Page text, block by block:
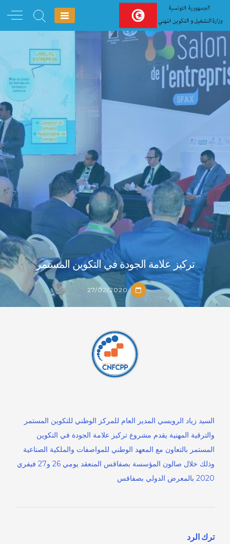
content
تركيز علامة الجودة في التكوين المستمر
27/02/2020
27/02/2020
السيد زياد الرويسي المدير العام للمركز الوطني للتكوين المستمر
والترقية المهنية يقدم مشروع تركيز علامة الجودة في التكوين
المستمر بالتعاون مع المعهد الوطني للمواصفات والملكية الصناعية
وذلك خلال صالون المؤسسة بصفاقس المنعقد يومي 26 و27 فيفري
2020 بالمعرض الدولي بصفاقس
ترك الرد